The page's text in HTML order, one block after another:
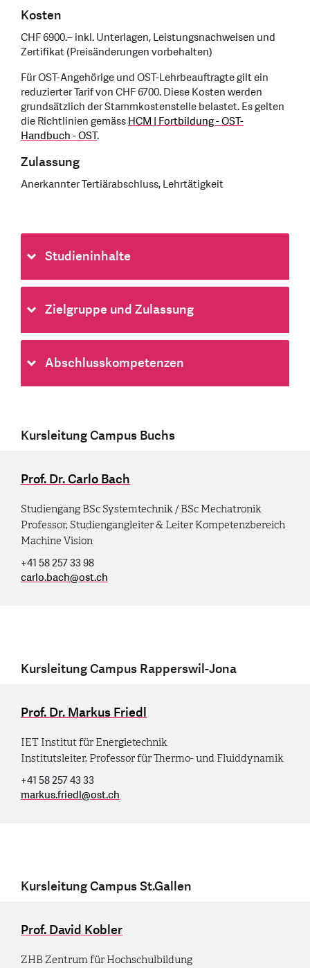
Kosten
CHF 6900.– inkl. Unterlagen, Leistungsnachweisen und
Zertifikat (Preisänderungen vorbehalten)
Für OST-Angehörige und OST-Lehrbeauftragte gilt ein
reduzierter Tarif von CHF 6700. Diese Kosten werden
grundsätzlich der Stammkostenstelle belastet. Es gelten
die Richtlinien gemässHCM | Fortbildung - OST-
Handbuch - OST.
Zulassung
Anerkannter Tertiärabschluss, Lehrtätigkeit
Studieninhalte
Zielgruppe und Zulassung
Abschlusskompetenzen
Kursleitung Campus Buchs
Prof. Dr. Carlo Bach
Studiengang BSc Systemtechnik / BSc Mechatronik
Professor, Studiengangleiter & Leiter Kompetenzbereich
Machine Vision
+41 58 257 33 98
carlo.bach@ost.ch
Kursleitung Campus Rapperswil-Jona
Prof. Dr. Markus Friedl
IET Institut für Energietechnik
Institutsleiter, Professor für Thermo- und Fluiddynamik
+41 58 257 43 33
markus.friedl@ost.ch
Kursleitung Campus St.Gallen
Prof. David Kobler
ZHB Zentrum für Hochschulbildung